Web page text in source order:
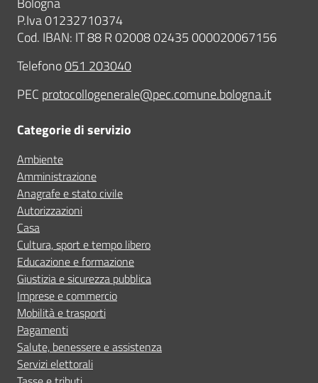
P.Iva 01232710374
Cod. IBAN: IT 88 R 02008 02435 000020067156
Telefono051 203040
PEC protocollogenerale@pec.comune.bologna.it
Categorie di servizio
Ambiente
Amministrazione
Anagrafe e stato civile
Autorizzazioni
Casa
Cultura, sport e tempo libero
Educazione e formazione
Giustizia e sicurezza pubblica
Imprese e commercio
Mobilità e trasporti
Pagamenti
Salute, benessere e assistenza
Servizi elettorali